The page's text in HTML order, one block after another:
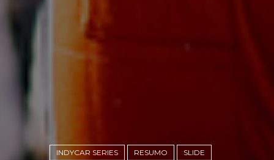
INDYCAR SERIES RESUMO SLIDE